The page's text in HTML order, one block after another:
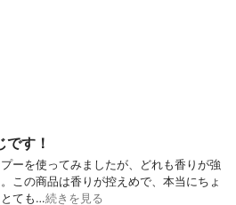
す！
ーを使ってみましたが、どれも香りが強
この商品は香りが控えめで、本当にちょ
とても…続きを見る